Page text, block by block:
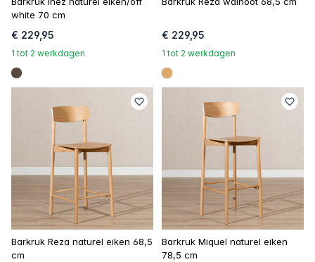
white 70 cm
€ 229,95
1 tot 2 werkdagen
#594840
€ 229,95
1 tot 2 werkdagen
#dca96a
Barkruk Reza naturel eiken 68,5
cm
Barkruk Miquel naturel eiken
78,5 cm